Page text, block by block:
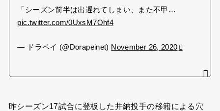
「シーズン前半は出遅れてしまい、また不甲…
pic.twitter.com/0UxsM7Ohf4
— ドラペイ (@Dorapeinet) November 26, 2020
昨シーズン17試合に登板した井納投手の移籍による穴